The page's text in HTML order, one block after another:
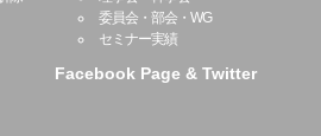
委員会・部会・WG
セミナー実績
Facebook Page & Twitter